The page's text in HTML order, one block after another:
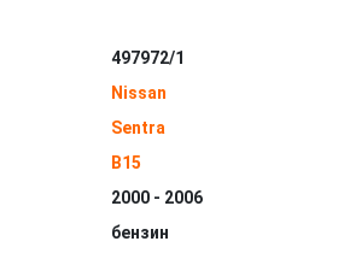
497972/1
Nissan
Sentra
B15
2000 - 2006
бензин